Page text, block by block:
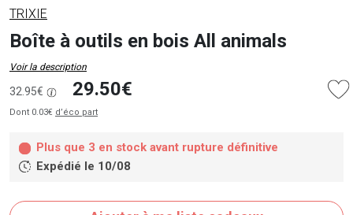
TRIXIE
Boîte à outils en bois All animals
Voir la description
32.95€ 29.50€
Dont 0.03€ d’éco part
Plus que 3 en stock avant rupture définitive
Expédié le 10/08